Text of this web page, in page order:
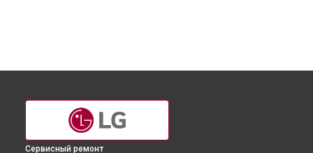
Сервисный ремонт